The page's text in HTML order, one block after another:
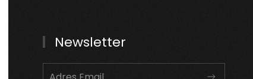
Newsletter